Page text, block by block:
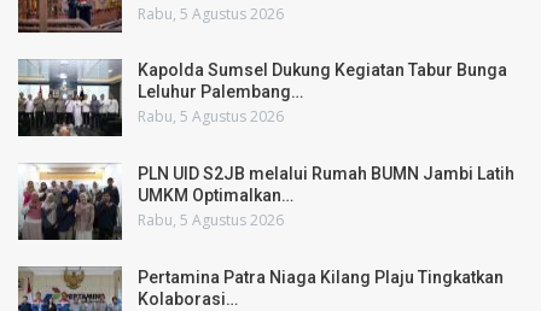
Rabu, 5 Agustus 2026
Kapolda Sumsel Dukung Kegiatan Tabur Bunga
Leluhur Palembang…
Rabu, 5 Agustus 2026
PLN UID S2JB melalui Rumah BUMN Jambi Latih
UMKM Optimalkan…
Rabu, 5 Agustus 2026
Pertamina Patra Niaga Kilang Plaju Tingkatkan
Kolaborasi…